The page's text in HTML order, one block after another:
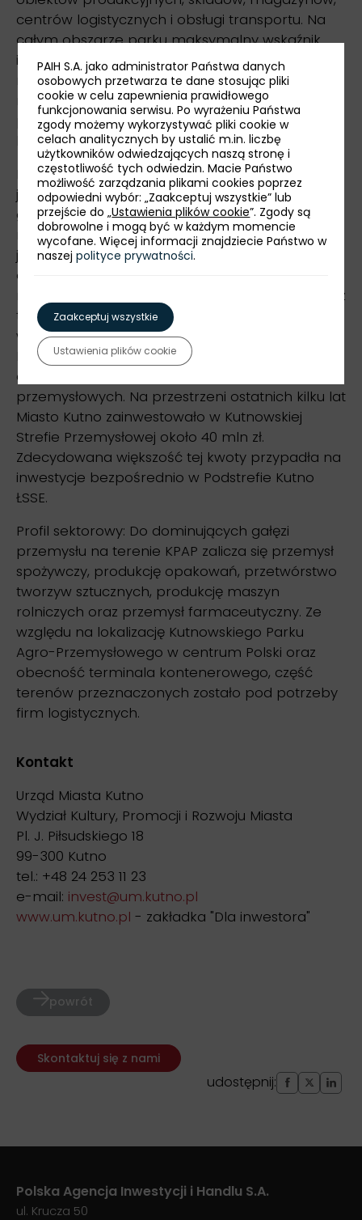
centrów logistycznych i obsługi transportu. Na
całym obszarze parku maksymalny wskaźnik
intensywności zabudowy wynosi min. 90%, a
maksymalna wysokość budynków w
miejscowym planie zagospodarowania
przestrzennego dedykowanym inwestycjom
logistycznym dochodzi nawet do 30 m.
Infrastruktura na terenie Parku przystosowana
jest do potrzeb odbiorców przemysłowych i
gwarantuje dostarczanie wszystkich
niezbędnych mediów. Obszar KPAP obsługiwany
jest przez dwóch niezależnych dostawców
energii elektrycznej, co sprawia, że inwestor ma
możliwość wyboru z czyich usług korzystać. Przez
tereny inwestycyjne przebiega także gazociąg
wysokiego i średniego ciśnienia.
Nowopowstająca infrastruktura jest
dostosowywana do wymagań inwestorów
przemysłowych. Na przestrzeni ostatnich kilku lat
Miasto Kutno zainwestowało w Kutnowskiej
Strefie Przemysłowej około 40 mln zł.
Zdecydowana większość tej kwoty przypadła na
inwestycje bezpośrednio w Podstrefie Kutno
ŁSSE.
Profil sektorowy: Do dominujących gałęzi
przemysłu na terenie KPAP zalicza się przemysł
spożywczy, produkcję opakowań, przetwórstwo
tworzyw sztucznych, produkcję maszyn
rolniczych oraz przemysł farmaceutyczny. Ze
względu na lokalizację Kutnowskiego Parku
Agro-Przemysłowego w centrum Polski oraz
obecność terminala kontenerowego, część
terenów przeznaczonych zostało pod potrzeby
firm logistycznych.
Kontakt
Urząd Miasta Kutno
Wydział Kultury, Promocji i Rozwoju Miasta
Pl. J. Piłsudskiego 18
99-300 Kutno
tel.: +48 24 253 11 23
e-mail: invest@um.kutno.pl
www.um.kutno.pl - zakładka "Dla inwestora"
powrót
Skontaktuj się z nami
udostępnij:
Polska Agencja Inwestycji i Handlu S.A.
ul. Krucza 50
PAIH S.A. jako administrator Państwa danych
osobowych przetwarza te dane stosując pliki
cookie w celu zapewnienia prawidłowego
funkcjonowania serwisu. Po wyrażeniu Państwa
zgody możemy wykorzystywać pliki cookie w
celach analitycznych by ustalić m.in. liczbę
użytkowników odwiedzających naszą stronę i
częstotliwość tych odwiedzin. Macie Państwo
możliwość zarządzania plikami cookies poprzez
odpowiedni wybór: „Zaakceptuj wszystkie” lub
przejście do „Ustawienia plików cookie”. Zgody są
dobrowolne i mogą być w każdym momencie
wycofane. Więcej informacji znajdziecie Państwo w
naszejpolityce prywatności.
Zaakceptuj wszystkie
Ustawienia plików cookie